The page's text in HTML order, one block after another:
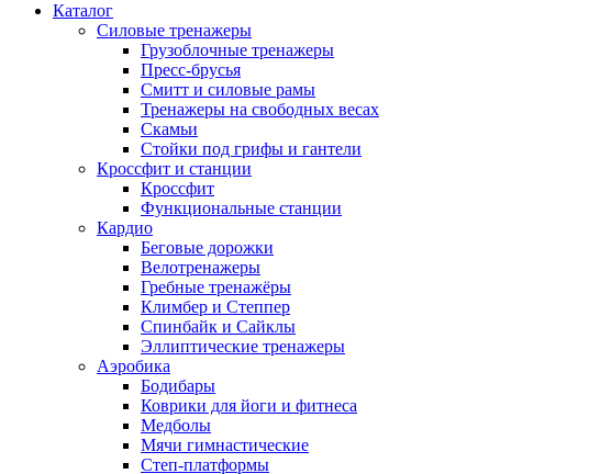
Каталог
Силовые тренажеры
Грузоблочные тренажеры
Пресс-брусья
Смитт и силовые рамы
Тренажеры на свободных весах
Скамьи
Стойки под грифы и гантели
Кроссфит и станции
Кроссфит
Функциональные станции
Кардио
Беговые дорожки
Велотренажеры
Гребные тренажёры
Климбер и Степпер
Спинбайк и Сайклы
Эллиптические тренажеры
Аэробика
Бодибары
Коврики для йоги и фитнеса
Медболы
Мячи гимнастические
Степ-платформы